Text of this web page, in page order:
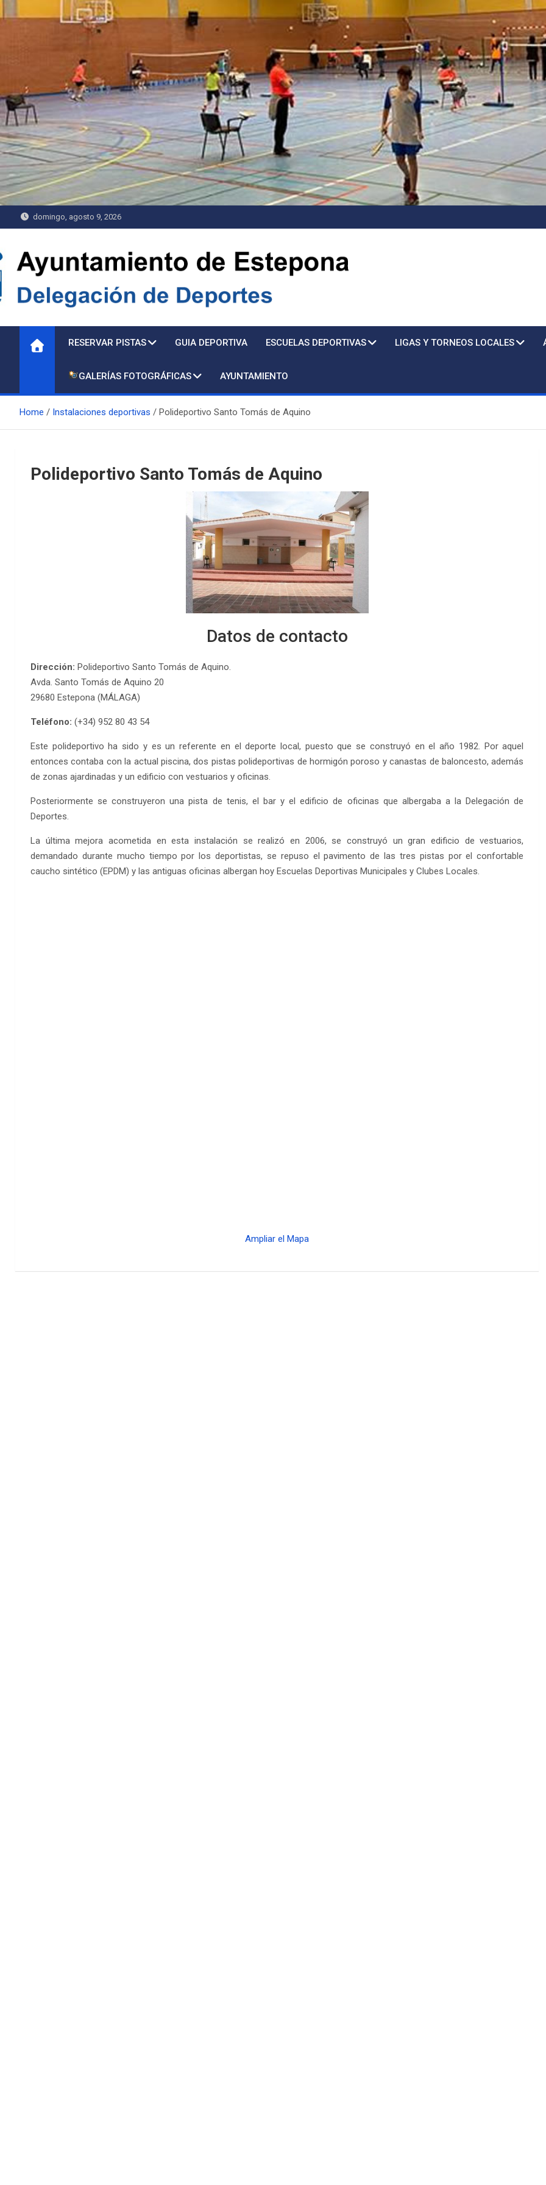
al
domingo, agosto 9, 2026
Delegación de Deportes
RESERVAR PISTAS GUIA DEPORTIVA ESCUELAS DEPORTIVAS LIGAS Y TORNEOS LOCALES
GALERÍAS FOTOGRÁFICAS AYUNTAMIENTO
Home Instalaciones deportivas Polideportivo Santo Tomás de Aquino
Polideportivo Santo Tomás de Aquino
Datos de contacto
Dirección: Polideportivo Santo Tomás de Aquino.
Avda. Santo Tomás de Aquino 20
29680 Estepona (MÁLAGA)
Teléfono: (+34) 952 80 43 54
Este polideportivo ha sido y es un referente en el deporte local, puesto que se construyó en el año 1982. Por aquel
entonces contaba con la actual piscina, dos pistas polideportivas de hormigón poroso y canastas de baloncesto, además
de zonas ajardinadas y un edificio con vestuarios y oficinas.
Posteriormente se construyeron una pista de tenis, el bar y el edificio de oficinas que albergaba a la Delegación de
Deportes.
La última mejora acometida en esta instalación se realizó en 2006, se construyó un gran edificio de vestuarios,
demandado durante mucho tiempo por los deportistas, se repuso el pavimento de las tres pistas por el confortable
caucho sintético (EPDM) y las antiguas oficinas albergan hoy Escuelas Deportivas Municipales y Clubes Locales.
Ampliar el Mapa
EDM
EDM